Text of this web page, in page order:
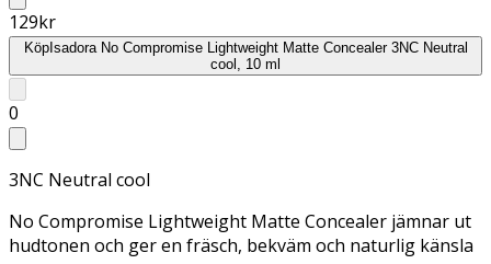
129kr
KöpIsadora No Compromise Lightweight Matte Concealer 3NC Neutral
cool, 10 ml
0
3NC Neutral cool
No Compromise Lightweight Matte Concealer jämnar ut
hudtonen och ger en fräsch, bekväm och naturlig känsla